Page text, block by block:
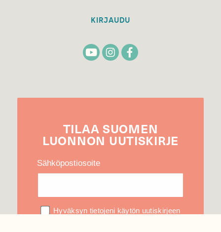
KIRJAUDU
TILAA SUOMEN
LUONNON UUTIS­KIRJE
Sähköpostiosoite
Hyväksyn tietojeni käytön uutiskirjeen